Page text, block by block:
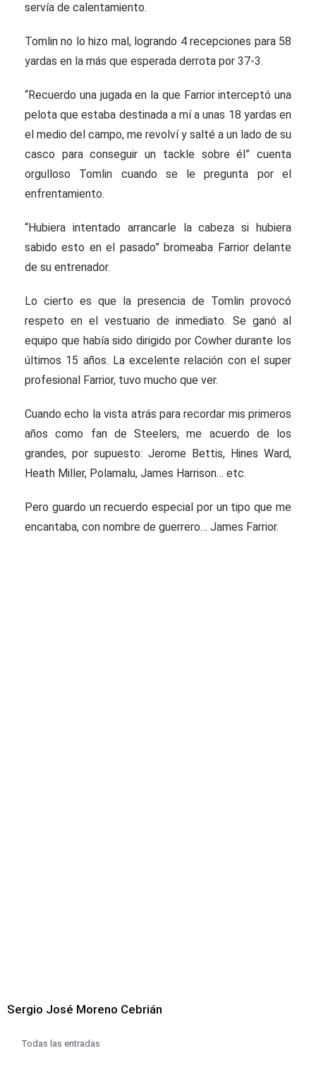
servía de calentamiento.
Tomlin no lo hizo mal, logrando 4 recepciones para 58
yardas en la más que esperada derrota por 37-3.
“Recuerdo una jugada en la que Farrior interceptó una
pelota que estaba destinada a mí a unas 18 yardas en
el medio del campo, me revolví y salté a un lado de su
casco para conseguir un tackle sobre él” cuenta
orgulloso Tomlin cuando se le pregunta por el
enfrentamiento.
“Hubiera intentado arrancarle la cabeza si hubiera
sabido esto en el pasado” bromeaba Farrior delante
de su entrenador.
Lo cierto es que la presencia de Tomlin provocó
respeto en el vestuario de inmediato. Se ganó al
equipo que había sido dirigido por Cowher durante los
últimos 15 años. La excelente relación con el super
profesional Farrior, tuvo mucho que ver.
Cuando echo la vista atrás para recordar mis primeros
años como fan de Steelers, me acuerdo de los
grandes, por supuesto: Jerome Bettis, Hines Ward,
Heath Miller, Polamalu, James Harrison… etc.
Pero guardo un recuerdo especial por un tipo que me
encantaba, con nombre de guerrero… James Farrior.
Sergio José Moreno Cebrián
Todas las entradas